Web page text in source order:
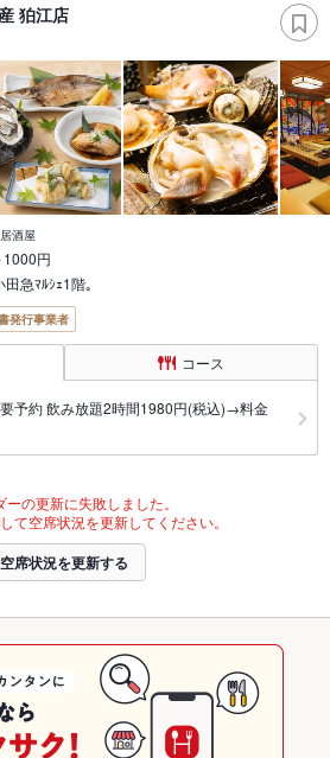
狛江店
酒屋
円
急ﾏﾙｼｪ1階｡
発行事業者
コース
予約 飲み放題2時間1980円(税込)→料金
ーの更新に失敗しました。
て空席状況を更新してください。
空席状況を更新する